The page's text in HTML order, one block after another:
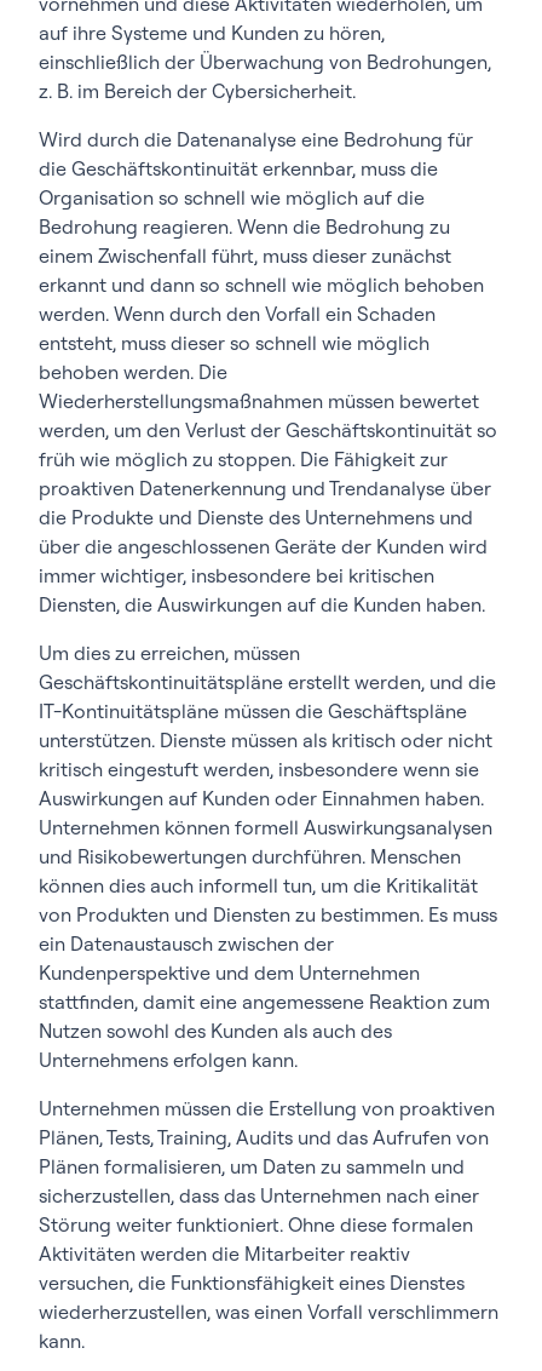
auf ihre Systeme und Kunden zu hören,
einschließlich der Überwachung von Bedrohungen,
z. B. im Bereich der Cybersicherheit.
Wird durch die Datenanalyse eine Bedrohung für
die Geschäftskontinuität erkennbar, muss die
Organisation so schnell wie möglich auf die
Bedrohung reagieren. Wenn die Bedrohung zu
einem Zwischenfall führt, muss dieser zunächst
erkannt und dann so schnell wie möglich behoben
werden. Wenn durch den Vorfall ein Schaden
entsteht, muss dieser so schnell wie möglich
behoben werden. Die
Wiederherstellungsmaßnahmen müssen bewertet
werden, um den Verlust der Geschäftskontinuität so
früh wie möglich zu stoppen. Die Fähigkeit zur
proaktiven Datenerkennung und Trendanalyse über
die Produkte und Dienste des Unternehmens und
über die angeschlossenen Geräte der Kunden wird
immer wichtiger, insbesondere bei kritischen
Diensten, die Auswirkungen auf die Kunden haben.
Um dies zu erreichen, müssen
Geschäftskontinuitätspläne erstellt werden, und die
IT-Kontinuitätspläne müssen die Geschäftspläne
unterstützen. Dienste müssen als kritisch oder nicht
kritisch eingestuft werden, insbesondere wenn sie
Auswirkungen auf Kunden oder Einnahmen haben.
Unternehmen können formell Auswirkungsanalysen
und Risikobewertungen durchführen. Menschen
können dies auch informell tun, um die Kritikalität
von Produkten und Diensten zu bestimmen. Es muss
ein Datenaustausch zwischen der
Kundenperspektive und dem Unternehmen
stattfinden, damit eine angemessene Reaktion zum
Nutzen sowohl des Kunden als auch des
Unternehmens erfolgen kann.
Unternehmen müssen die Erstellung von proaktiven
Plänen, Tests, Training, Audits und das Aufrufen von
Plänen formalisieren, um Daten zu sammeln und
sicherzustellen, dass das Unternehmen nach einer
Störung weiter funktioniert. Ohne diese formalen
Aktivitäten werden die Mitarbeiter reaktiv
versuchen, die Funktionsfähigkeit eines Dienstes
wiederherzustellen, was einen Vorfall verschlimmern
kann.